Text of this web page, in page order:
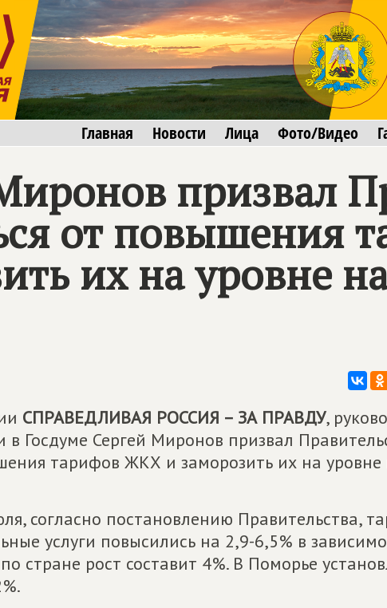
Главная Новости Лица Фото/Видео
призвал
от повышения
их на уровне
СПРАВЕДЛИВАЯ РОССИЯ – ЗА ПРАВДУ,
Госдуме Сергей Миронов призвал
тарифов ЖКХ и заморозить их на уровне
согласно постановлению Правительства,
услуги повысились на 2,9-6,5% в
стране рост составит 4%. В Поморье